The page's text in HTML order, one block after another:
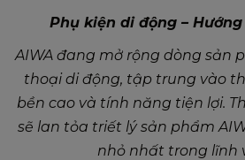
Phụ kiện di động –
AIWA đang mở rộng dòng sản
thoại di động, tập trung vào
bền cao và tính năng tiện lợi.
sẽ lan tỏa triết lý sản phẩm
nhỏ nhất trong lĩnh